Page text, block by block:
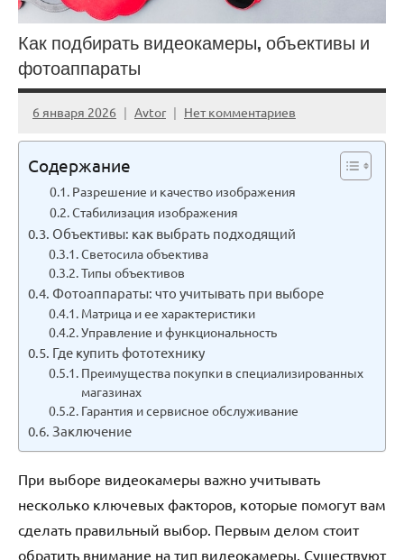
Как подбирать видеокамеры, объективы и
фотоаппараты
6 января 2026 Avtor Нет комментариев
Содержание
Разрешение и качество изображения
Стабилизация изображения
Объективы: как выбрать подходящий
Светосила объектива
Типы объективов
Фотоаппараты: что учитывать при выборе
Матрица и ее характеристики
Управление и функциональность
Где купить фототехнику
Преимущества покупки в специализированных
магазинах
Гарантия и сервисное обслуживание
Заключение
При выборе видеокамеры важно учитывать
несколько ключевых факторов, которые помогут вам
сделать правильный выбор. Первым делом стоит
обратить внимание на тип видеокамеры. Существуют